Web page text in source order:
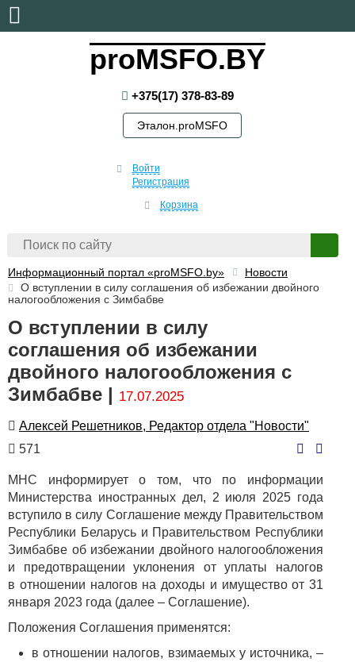
proMSFO.BY
+375(17) 378-83-89
Эталон.proMSFO
Войти
Регистрация
Корзина
Информационный портал «proMSFO.by»
Новости
О вступлении в силу соглашения об избежании двойного
налогообложения с Зимбабве
О вступлении в силу
соглашения об избежании
двойного налогообложения с
Зимбабве | 17.07.2025
Автор
Алексей Решетников, Редактор отдела "Новости"
Количество
571
МНС информирует о том, что по информации
Министерства иностранных дел, 2 июля 2025 года
вступило в силу Соглашение между Правительством
Республики Беларусь и Правительством Республики
Зимбабве об избежании двойного налогообложения
и предотвращении уклонения от уплаты налогов
в отношении налогов на доходы и имущество от 31
января 2023 года (далее – Соглашение).
Положения Соглашения применятся:
в отношении налогов, взимаемых у источника, –